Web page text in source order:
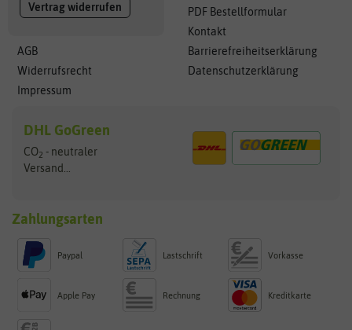
Vertrag widerrufen
AGB
Widerrufsrecht
Impressum
PDF Bestellformular
Kontakt
Barrierefreiheitserklärung
Datenschutzerklärung
DHL GoGreen
CO2 - neutraler
Versand...
Zahlungsarten
Paypal Lastschrift Vorkasse
Apple Pay Rechnung Kreditkarte